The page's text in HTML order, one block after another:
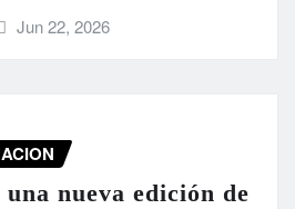
Jun 22, 2026
nueva edición de